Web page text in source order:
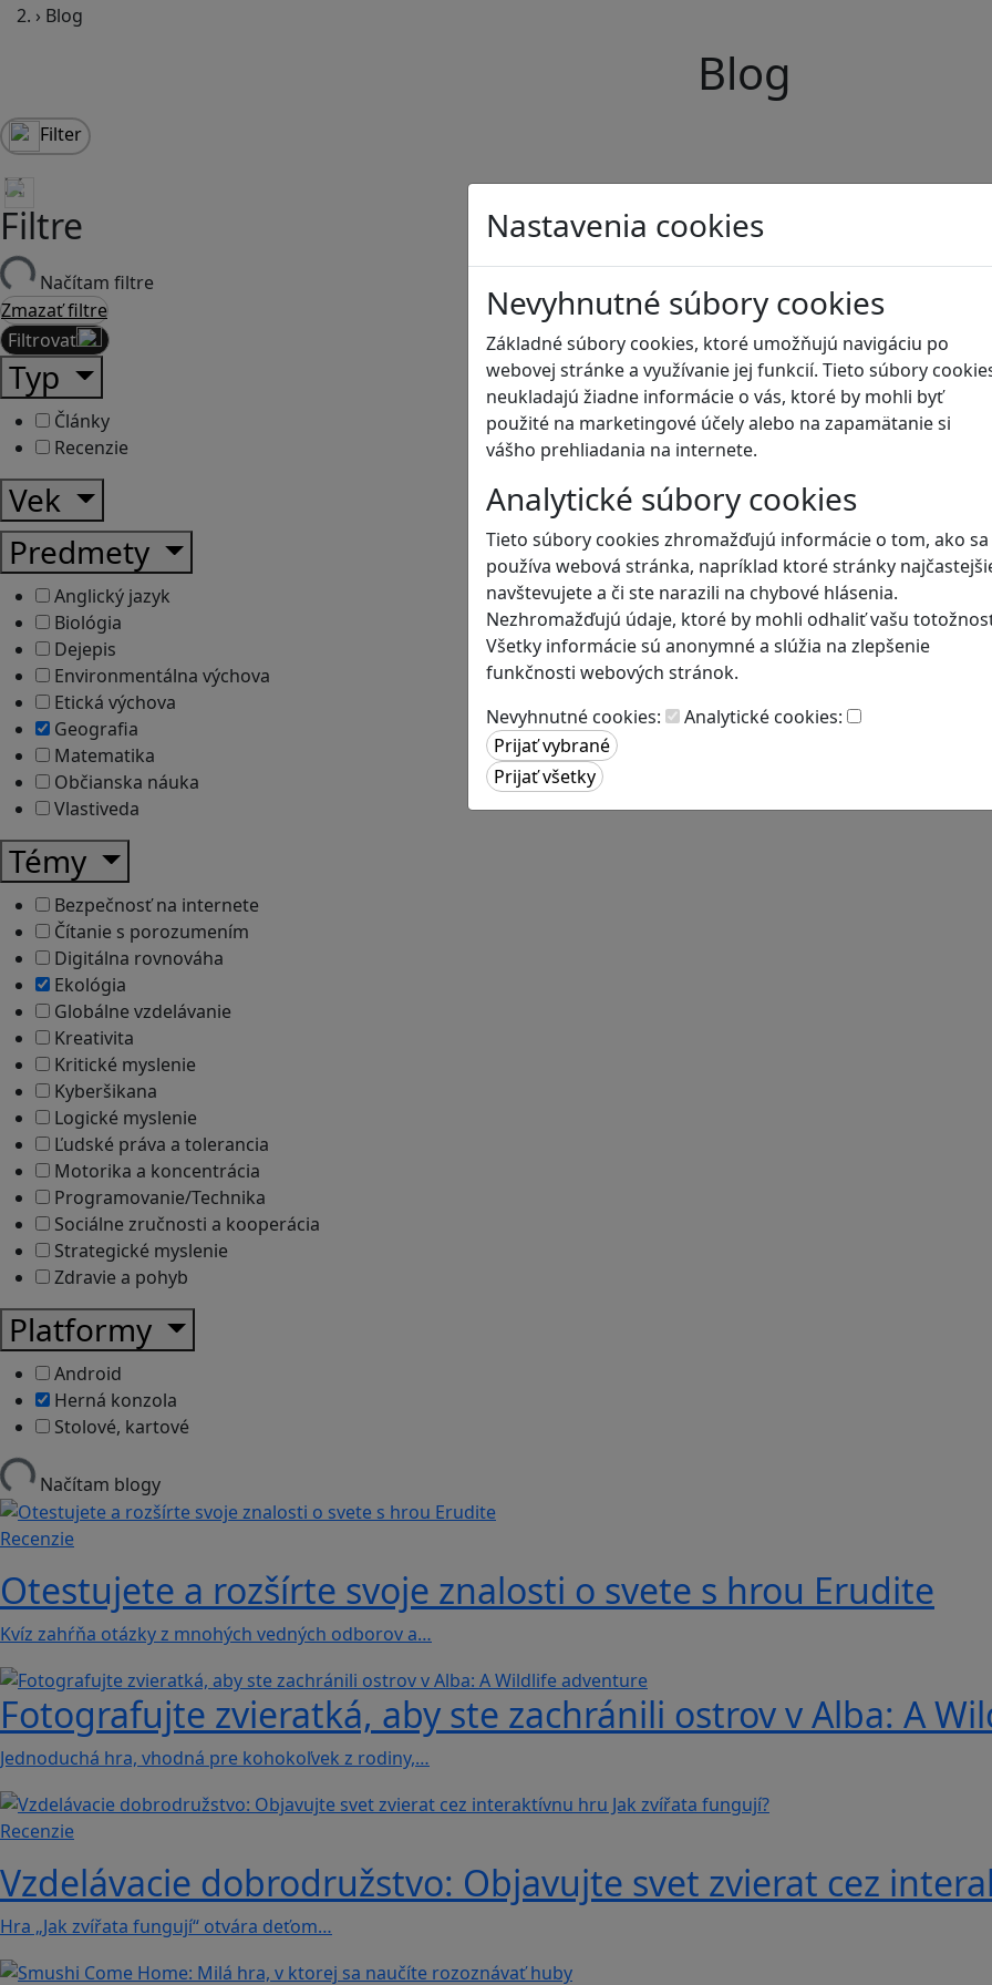
Nastavenia cookies
Nevyhnutné súbory cookies
Základné súbory cookies, ktoré umožňujú navigáciu po
webovej stránke a využívanie jej funkcií. Tieto súbory
neukladajú žiadne informácie o vás, ktoré by mohli byť
použité na marketingové účely alebo na zapamätanie si
vášho prehliadania na internete.
Analytické súbory cookies
Tieto súbory cookies zhromažďujú informácie o tom, ako sa
používa webová stránka, napríklad ktoré stránky
navštevujete a či ste narazili na chybové hlásenia.
Nezhromažďujú údaje, ktoré by mohli odhaliť vašu
Všetky informácie sú anonymné a slúžia na zlepšenie
funkčnosti webových stránok.
Nevyhnutné cookies:
Analytické cookies:
› Blog
Blog
Filter
Filtre
Načítam filtre
Zmazať filtre
Filtrovať
Typ
Články
Recenzie
Vek
Predmety
Anglický jazyk
Biológia
Dejepis
Environmentálna výchova
Etická výchova
Geografia
Matematika
Občianska náuka
Vlastiveda
Témy
Bezpečnosť na internete
Čítanie s porozumením
Digitálna rovnováha
Ekológia
Globálne vzdelávanie
Kreativita
Kritické myslenie
Kyberšikana
Logické myslenie
Ľudské práva a tolerancia
Motorika a koncentrácia
Programovanie/Technika
Sociálne zručnosti a kooperácia
Strategické myslenie
Zdravie a pohyb
Platformy
Android
Herná konzola
Stolové, kartové
Načítam blogy
Recenzie
Otestujete a rozšírte svoje znalosti o svete s hrou Erudite
Kvíz zahŕňa otázky z mnohých vedných odborov a…
Fotografujte zvieratká, aby ste zachránili ostrov v Alba: A
Jednoduchá hra, vhodná pre kohokoľvek z rodiny,…
Recenzie
Vzdelávacie dobrodružstvo: Objavujte svet zvierat cez
Hra „Jak zvířata fungují“ otvára deťom…